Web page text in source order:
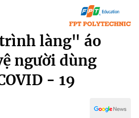
làng" áo
người dùng
- 19